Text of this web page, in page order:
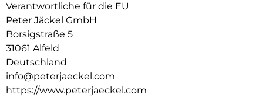
Verantwortliche für die EU
Peter Jäckel GmbH
Borsigstraße 5
31061 Alfeld
Deutschland
info@peterjaeckel.com
https://www.peterjaeckel.com